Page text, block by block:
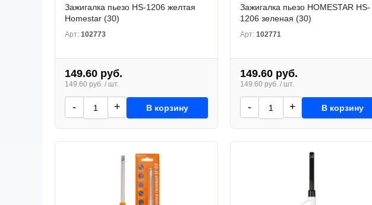
Зажигалка пьезо HS-1206 желтая
Homestar (30)
Арт: 102773
149.60 руб.
149.60 руб. / шт.
- + В корзину
Зажигалка пьезо HOMESTAR HS-
1206 зеленая (30)
Арт: 102771
149.60 руб.
149.60 руб. / шт.
- + В корзину